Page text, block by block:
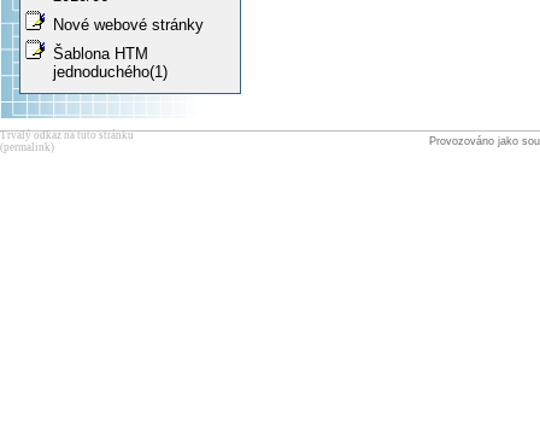
Nové webové stránky
Šablona HTM
jednoduchého(1)
Provozováno jako
Trvalý odkaz na tuto stránku
(permalink)